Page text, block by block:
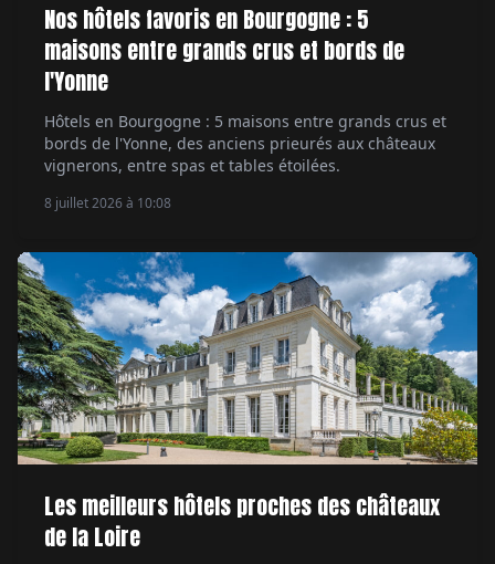
Nos hôtels favoris en Bourgogne : 5
maisons entre grands crus et bords de
l'Yonne
Hôtels en Bourgogne : 5 maisons entre grands crus et
bords de l'Yonne, des anciens prieurés aux châteaux
vignerons, entre spas et tables étoilées.
8 juillet 2026 à 10:08
Les meilleurs hôtels proches des châteaux
de la Loire